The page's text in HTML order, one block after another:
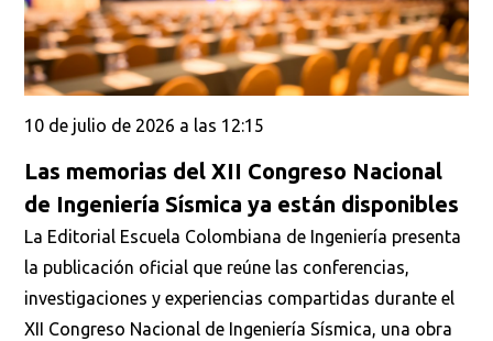
10 de julio de 2026 a las 12:15
Las memorias del XII Congreso Nacional
de Ingeniería Sísmica ya están disponibles
La Editorial Escuela Colombiana de Ingeniería presenta
la publicación oficial que reúne las conferencias,
investigaciones y experiencias compartidas durante el
XII Congreso Nacional de Ingeniería Sísmica, una obra